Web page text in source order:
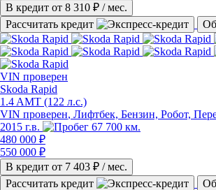
В кредит от 8 310 ₽ / мес.
Рассчитать кредит
VIN проверен
Skoda Rapid
1.4 AMT (122 л.с.)
VIN проверен, Лифтбек, Бензин, Робот,
2015 г.в.
67 700 км.
480 000 ₽
550 000 ₽
В кредит от 7 403 ₽ / мес.
Рассчитать кредит